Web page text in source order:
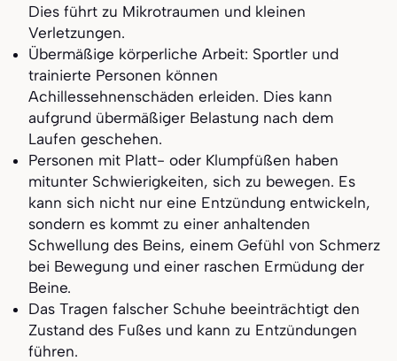
Dies führt zu Mikrotraumen und kleinen
Verletzungen.
Übermäßige körperliche Arbeit: Sportler und
trainierte Personen können
Achillessehnenschäden erleiden. Dies kann
aufgrund übermäßiger Belastung nach dem
Laufen geschehen.
Personen mit Platt- oder Klumpfüßen haben
mitunter Schwierigkeiten, sich zu bewegen. Es
kann sich nicht nur eine Entzündung entwickeln,
sondern es kommt zu einer anhaltenden
Schwellung des Beins, einem Gefühl von Schmerz
bei Bewegung und einer raschen Ermüdung der
Beine.
Das Tragen falscher Schuhe beeinträchtigt den
Zustand des Fußes und kann zu Entzündungen
führen.